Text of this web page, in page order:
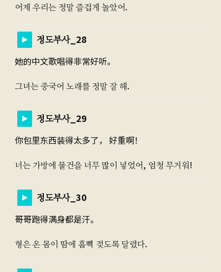
어제 우리는 정말 즐겁게 놀았어.
정도부사_28
她的中文歌唱得非常好听。
그녀는 중국어 노래를 정말 잘 해.
정도부사_29
你包里东西装得太多了， 好重啊！
너는 가방에 물건을 너무 많이 넣었어, 엄청 무거워!
정도부사_30
哥哥跑得满身都是汗。
형은 온 몸이 땀에 흠뻑 젖도록 달렸다.